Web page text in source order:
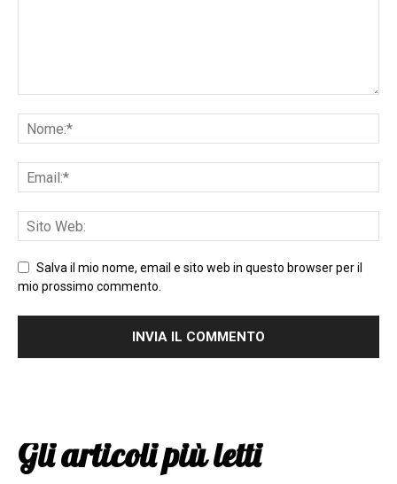
Salva il mio nome, email e sito web in questo browser per il
mio prossimo commento.
Gli articoli più letti